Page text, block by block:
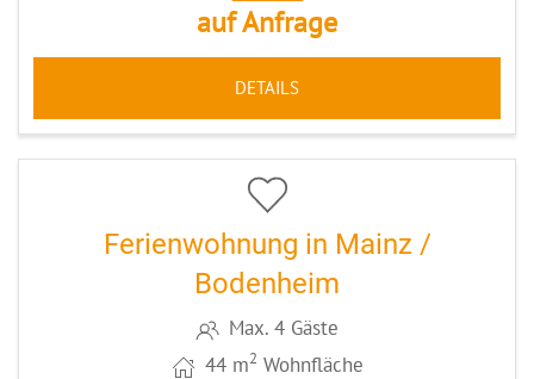
auf Anfrage
DETAILS
5 CODE: MZ078
Ferienwohnung in Mainz /
Bodenheim
Max. 4 Gäste
44 m2 Wohnfläche